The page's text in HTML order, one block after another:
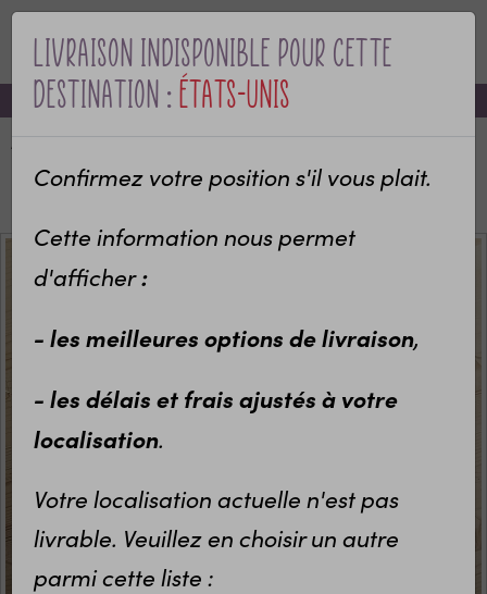
MENU
-10% sur votre première commande avec le code bienvenue
Livraison indisponible pour cette
destination :États-Unis
Confirmez votre position s'il vous plait.
Cette information nous permet
d'afficher:
- les meilleures options de livraison,
- les délais et frais ajustés à votre
localisation.
Votre localisation actuelle n'est pas
livrable. Veuillez en choisir un autre
parmi cette liste :
Cadeau de naissance
Pochon à linge personnalisé
Pochon personnalisable Ananas